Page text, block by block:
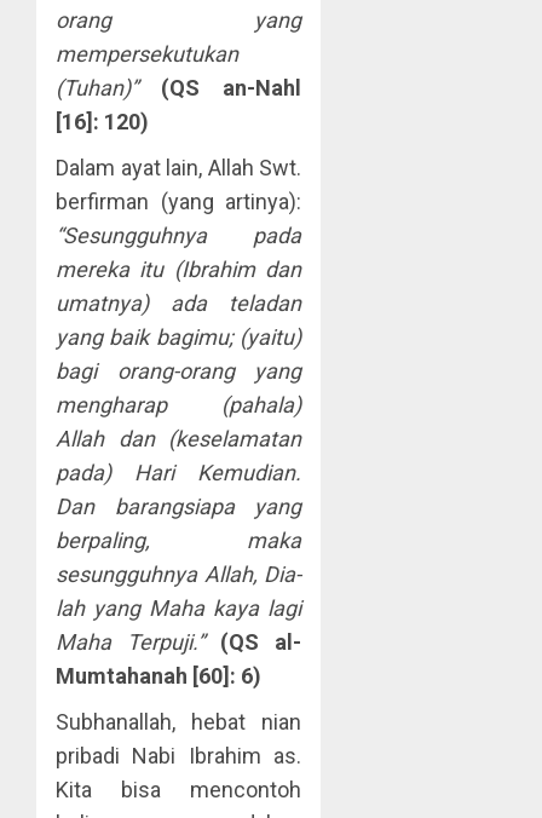
orang yang
mempersekutukan
(Tuhan)”
(QS an-Nahl
[16]: 120)
Dalam ayat lain, Allah Swt.
berfirman (yang artinya):
“Sesungguhnya pada
mereka itu (Ibrahim dan
umatnya) ada teladan
yang baik bagimu; (yaitu)
bagi orang-orang yang
mengharap (pahala)
Allah dan (keselamatan
pada) Hari Kemudian.
Dan barangsiapa yang
berpaling, maka
sesungguhnya Allah, Dia-
lah yang Maha kaya lagi
Maha Terpuji.”
(QS al-
Mumtahanah [60]: 6)
Subhanallah, hebat nian
pribadi Nabi Ibrahim as.
Kita bisa mencontoh